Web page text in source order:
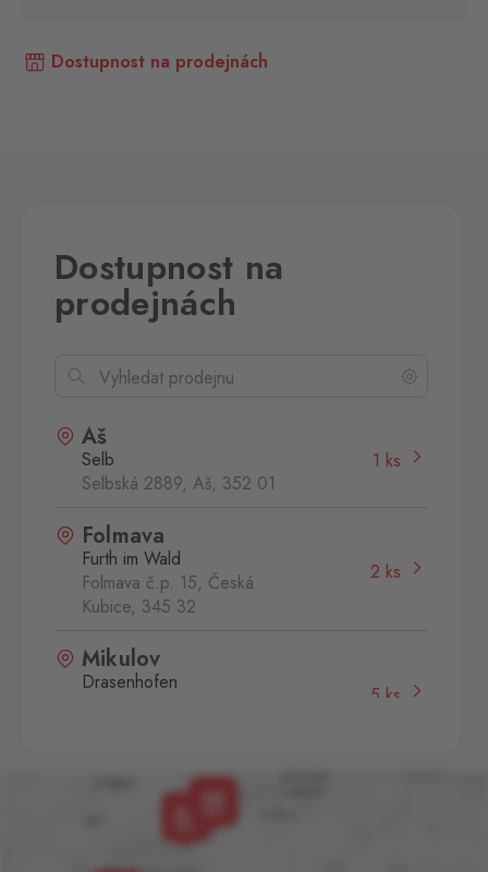
Dostupnost na prodejnách
Dostupnost na
prodejnách
Aš
Selb
Selbská 2889, Aš, 352 01
1 ks
Folmava
Furth im Wald
Folmava č.p. 15, Česká
Kubice, 345 32
2 ks
Mikulov
Drasenhofen
5 ks
Selbská 2723, Aš,352 01